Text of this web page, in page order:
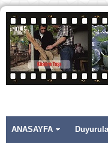
ANASAYFA